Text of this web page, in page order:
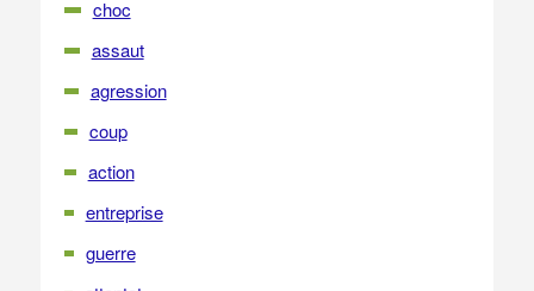
choc
assaut
agression
coup
action
entreprise
guerre